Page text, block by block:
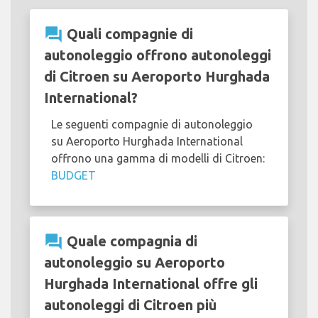
question_answer Quali compagnie di
autonoleggio offrono autonoleggi
di Citroen su Aeroporto Hurghada
International?
Le seguenti compagnie di autonoleggio
su Aeroporto Hurghada International
offrono una gamma di modelli di Citroen:
BUDGET
question_answer Quale compagnia di
autonoleggio su Aeroporto
Hurghada International offre gli
autonoleggi di Citroen più